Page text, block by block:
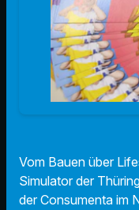
Vom Bauen über
Simulator der
der Consumenta im